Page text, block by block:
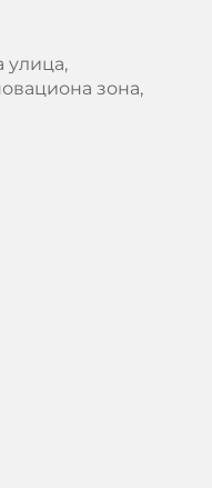
улица,
зона,